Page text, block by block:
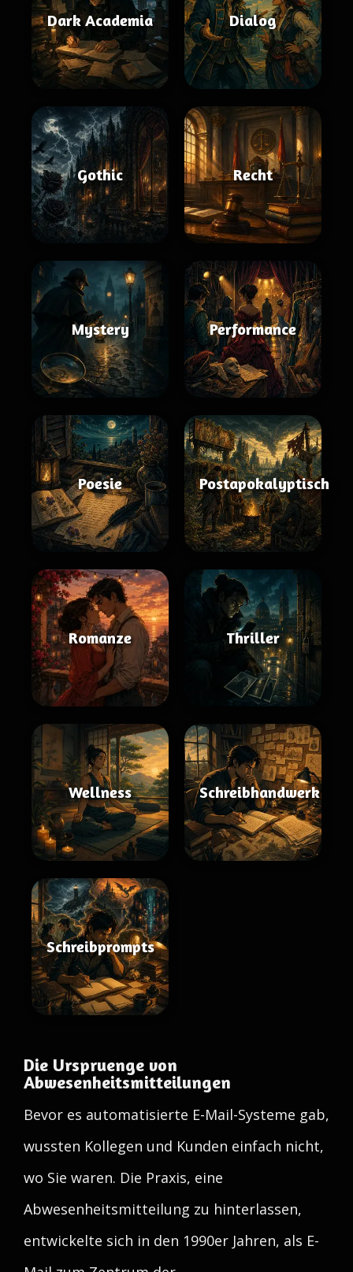
Dark Academia Dialog
Gothic Recht
Mystery Performance
Poesie Postapokalyptisch
Romanze Thriller
Wellness Schreibhandwerk
Schreibprompts
Die Urspruenge von
Abwesenheitsmitteilungen
Bevor es automatisierte E-Mail-Systeme gab,
wussten Kollegen und Kunden einfach nicht,
wo Sie waren. Die Praxis, eine
Abwesenheitsmitteilung zu hinterlassen,
entwickelte sich in den 1990er Jahren, als E-